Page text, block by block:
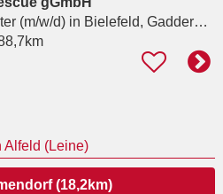
(m/w/d)in Bielefeld, Gadderbaum
Alfeld (Leine)
(18,2km)